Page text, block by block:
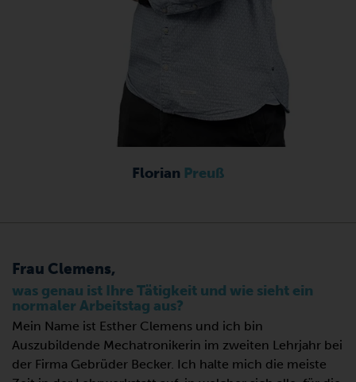
Florian Preuß
Frau Clemens,
was genau ist Ihre Tätigkeit und wie sieht ein
normaler Arbeitstag aus?
Mein Name ist Esther Clemens und ich bin
Auszubildende Mechatronikerin im zweiten Lehrjahr bei
der Firma Gebrüder Becker. Ich halte mich die meiste